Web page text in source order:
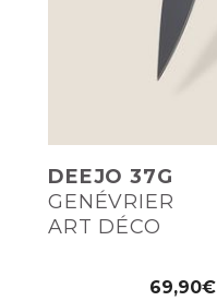
DEEJO 37G
GENÉVRIER
ART DÉCO
Prix
69,90€